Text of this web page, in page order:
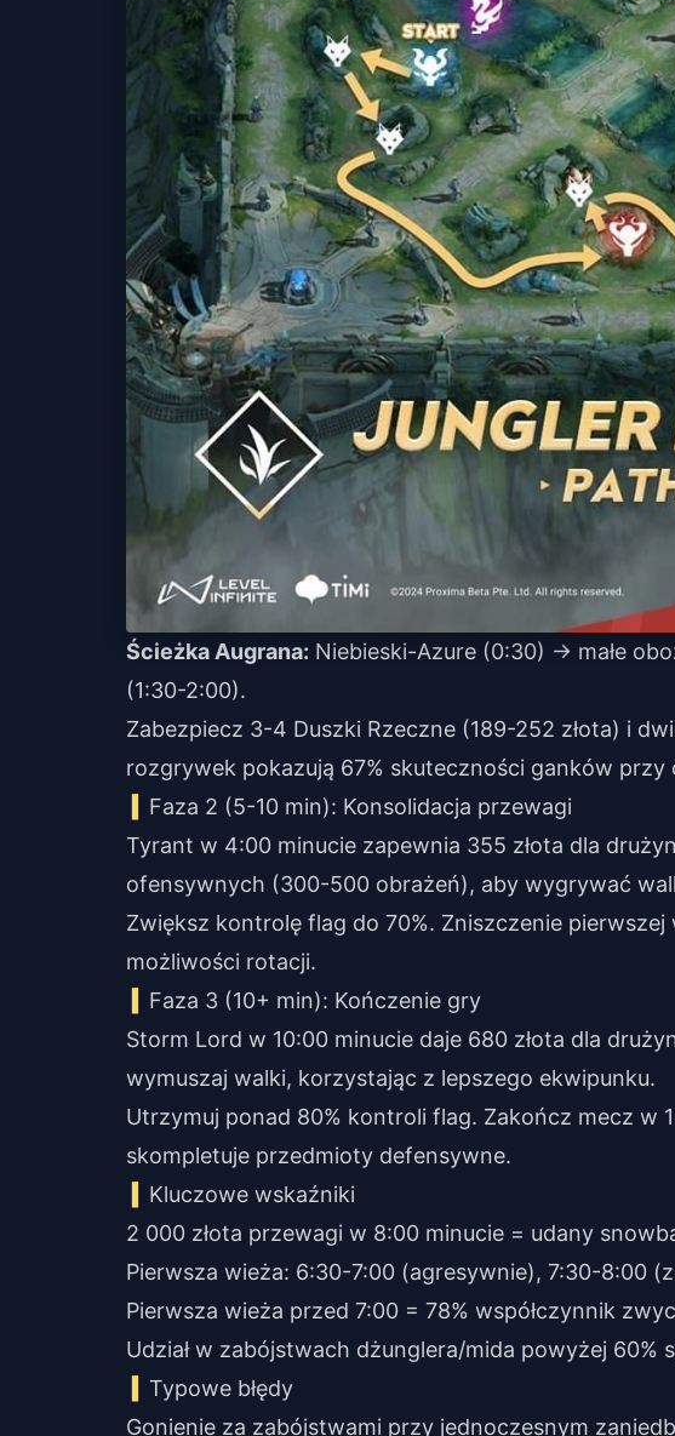
Ścieżka Augrana: Niebieski-Azure (0:30) → małe
(1:30-2:00).
Zabezpiecz 3-4 Duszki Rzeczne (189-252 złota) i
rozgrywek pokazują 67% skuteczności ganków
Faza 2 (5-10 min): Konsolidacja przewagi
Tyrant w 4:00 minucie zapewnia 355 złota dla
ofensywnych (300-500 obrażeń), aby wygrywać
Zwiększ kontrolę flag do 70%. Zniszczenie
możliwości rotacji.
Faza 3 (10+ min): Kończenie gry
Storm Lord w 10:00 minucie daje 680 złota dla
wymuszaj walki, korzystając z lepszego ekwipunku.
Utrzymuj ponad 80% kontroli flag. Zakończ mecz w
skompletuje przedmioty defensywne.
Kluczowe wskaźniki
2 000 złota przewagi w 8:00 minucie = udany
Pierwsza wieża: 6:30-7:00 (agresywnie), 7:30-8:00
Pierwsza wieża przed 7:00 = 78% współczynnik
Udział w zabójstwach dżunglera/mida powyżej 60%
Typowe błędy
Gonienie za zabójstwami przy jednoczesnym